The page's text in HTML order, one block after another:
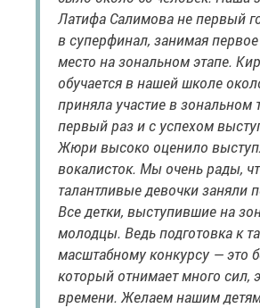
Латифа Салимова не первый
в суперфинал, занимая
место на зональном этапе.
обучается в нашей школе
приняла участие в зональном
первый раз и с успехом
Жюри высоко оценило
вокалисток. Мы очень рады,
талантливые девочки заняли
Все детки, выступившие на
молодцы. Ведь подготовка к
масштабному конкурсу — это
который отнимает много сил,
времени. Желаем нашим